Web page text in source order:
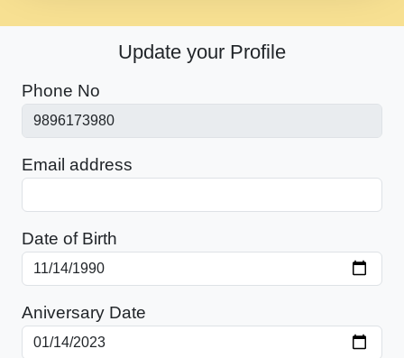
Update your Profile
Phone No
Email address
Date of Birth
Aniversary Date